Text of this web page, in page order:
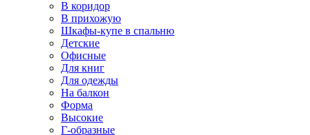
В коридор
В прихожую
Шкафы-купе в спальню
Детские
Офисные
Для книг
Для одежды
На балкон
Форма
Высокие
Г-образные